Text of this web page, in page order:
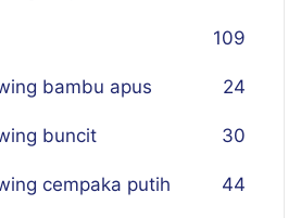
109
bambu apus 24
buncit 30
cempaka putih 44